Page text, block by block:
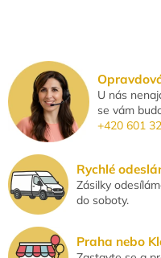
U nás
se vám
+420 601
Rychlé
Zásilky
do soboty.
Praha nebo